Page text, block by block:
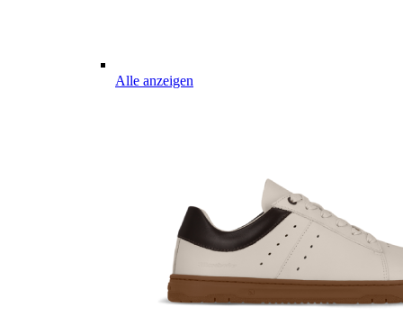
Alle anzeigen